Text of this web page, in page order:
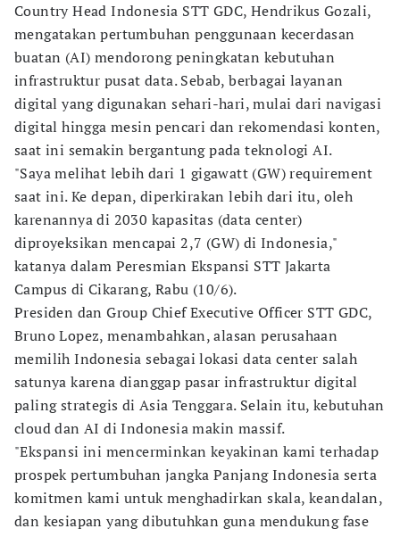
Country Head Indonesia STT GDC, Hendrikus Gozali,
mengatakan pertumbuhan penggunaan kecerdasan
buatan (AI) mendorong peningkatan kebutuhan
infrastruktur pusat data. Sebab, berbagai layanan
digital yang digunakan sehari-hari, mulai dari navigasi
digital hingga mesin pencari dan rekomendasi konten,
saat ini semakin bergantung pada teknologi AI.
"Saya melihat lebih dari 1 gigawatt (GW) requirement
saat ini. Ke depan, diperkirakan lebih dari itu, oleh
karenannya di 2030 kapasitas (data center)
diproyeksikan mencapai 2,7 (GW) di Indonesia,"
katanya dalam Peresmian Ekspansi STT Jakarta
Campus di Cikarang, Rabu (10/6).
Presiden dan Group Chief Executive Officer STT GDC,
Bruno Lopez, menambahkan, alasan perusahaan
memilih Indonesia sebagai lokasi data center salah
satunya karena dianggap pasar infrastruktur digital
paling strategis di Asia Tenggara. Selain itu, kebutuhan
cloud dan AI di Indonesia makin massif.
"Ekspansi ini mencerminkan keyakinan kami terhadap
prospek pertumbuhan jangka Panjang Indonesia serta
komitmen kami untuk menghadirkan skala, keandalan,
dan kesiapan yang dibutuhkan guna mendukung fase